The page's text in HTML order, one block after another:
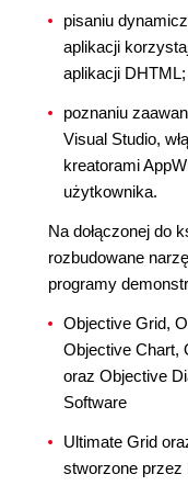
pisaniu
aplikacji
aplikacji DHTML;
poznaniu
Visual Studio,
kreatorami
użytkownika.
Na dołączonej do
rozbudowane
programy
Objective Grid,
Objective Chart,
oraz Objective
Software
Ultimate Grid
stworzone przez